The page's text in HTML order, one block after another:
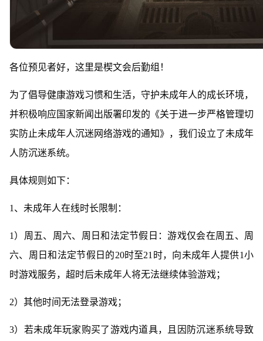
各位预见者好，这里是楔文会后勤组！
为了倡导健康游戏习惯和生活，守护未成年人的成长环境，
并积极响应国家新闻出版署印发的《关于进一步严格管理切
实防止未成年人沉迷网络游戏的通知》，我们设立了未成年
人防沉迷系统。
具体规则如下：
1、未成年人在线时长限制：
1）周五、周六、周日和法定节假日：游戏仅会在周五、周
六、周日和法定节假日的20时至21时，向未成年人提供1小
时游戏服务，超时后未成年人将无法继续体验游戏；
2）其他时间无法登录游戏；
3）若未成年玩家购买了游戏内道具，且因防沉迷系统导致